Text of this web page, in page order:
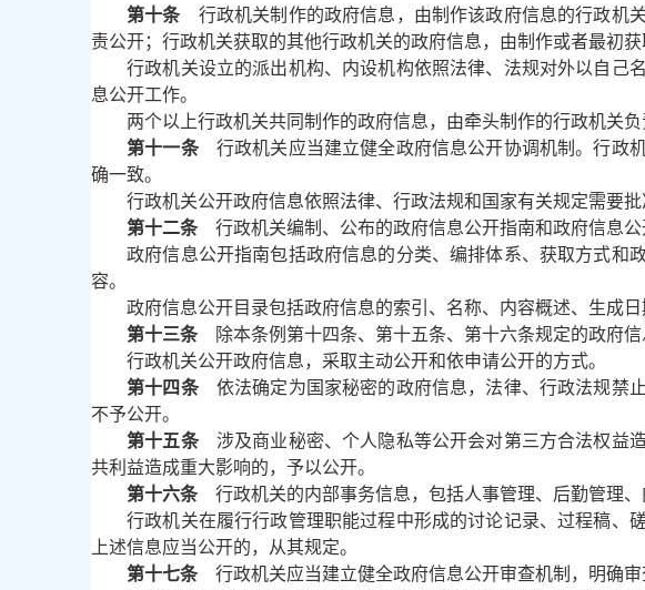
第十条行政机关制作的政府信息，由制作该政府信息的行政机
责公开；行政机关获取的其他行政机关的政府信息，由制作或者最初
行政机关设立的派出机构、内设机构依照法律、法规对外以自己
息公开工作。
两个以上行政机关共同制作的政府信息，由牵头制作的行政机关负
第十一条行政机关应当建立健全政府信息公开协调机制。行政
确一致。
行政机关公开政府信息依照法律、行政法规和国家有关规定需要批
第十二条行政机关编制、公布的政府信息公开指南和政府信息公
政府信息公开指南包括政府信息的分类、编排体系、获取方式和
容。
政府信息公开目录包括政府信息的索引、名称、内容概述、生成日
第十三条除本条例第十四条、第十五条、第十六条规定的政府信
行政机关公开政府信息，采取主动公开和依申请公开的方式。
第十四条依法确定为国家秘密的政府信息，法律、行政法规禁
不予公开。
第十五条涉及商业秘密、个人隐私等公开会对第三方合法权益
共利益造成重大影响的，予以公开。
第十六条行政机关的内部事务信息，包括人事管理、后勤管理、
行政机关在履行行政管理职能过程中形成的讨论记录、过程稿、
上述信息应当公开的，从其规定。
第十七条行政机关应当建立健全政府信息公开审查机制，明确审